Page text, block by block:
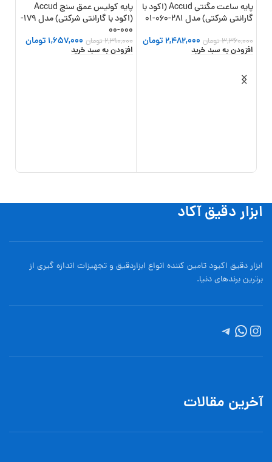
-26%
پایه ساعت مگنتی Accud (اکود با
گارانتی شرکتی) مدل 281-060-01
3,360,000تومان 2,482,000تومان
افزودن به سبد خرید
-28%
پایه کولیس عمق سنج Accud
(اکود با گارانتی شرکتی) مدل 179-
000-00
2,310,000تومان 1,657,000 تومان
افزودن به سبد خرید
ابزار دقیق آکاد
ابزار دقیق اکیود تامین کننده انواع ابزاردقيق و تجهيزات اندازه گیری از
برترین برندهای دنیا.
آخرین مقالات